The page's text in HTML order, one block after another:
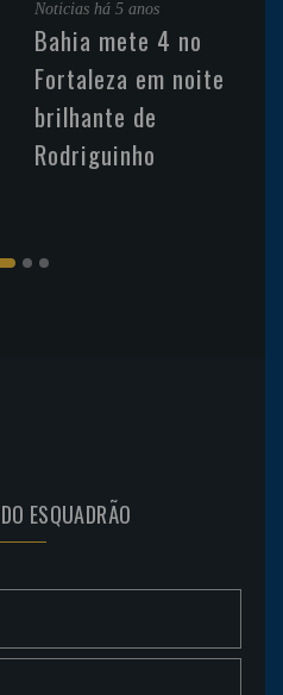
Noticias há 5 anos
Bahia mete 4 no
Fortaleza em noite
brilhante de
Rodriguinho
ESQUADRÃO